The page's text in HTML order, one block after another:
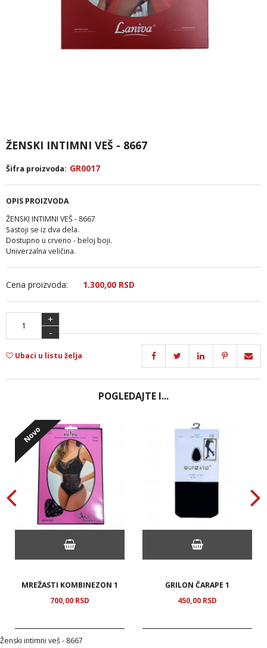
ŽENSKI INTIMNI VEŠ - 8667
Šifra proizvoda: GR0017
OPIS PROIZVODA
ŽENSKI INTIMNI VEŠ - 8667
Sastoji se iz dva dela.
Dostupno u crveno - beloj boji.
Univerzalna veličina.
Cena proizvoda: 1.300,00 RSD
+
-
Ubaci u listu želja
POGLEDAJTE I...
Novo
MREŽASTI KOMBINEZON 1
700,00 RSD
GRILON ČARAPE 1
450,00 RSD
Ženski intimni veš - 8667